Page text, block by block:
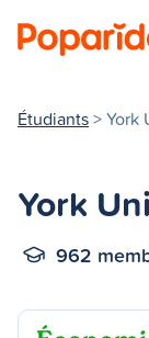
Étudiants> York
York
962